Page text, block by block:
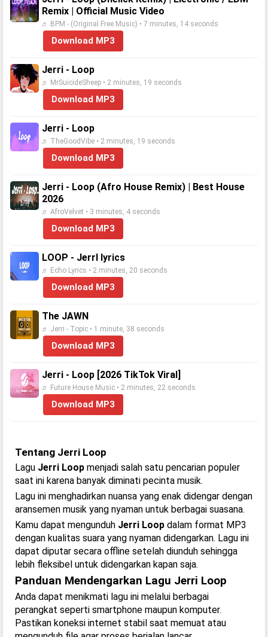
Remix | Official Music Video
♬ BPM - (Original Free Music) • 7 minutes, 14 seconds
Download MP3
Jerri - Loop
♬ MrSuicideSheep • 2 minutes, 19 seconds
Download MP3
Jerri - Loop
♬ TheGoodVibe • 2 minutes, 19 seconds
Download MP3
Jerri - Loop (Afro House Remix) | Best House
2026
♬ AfroVelvet • 3 minutes, 4 seconds
Download MP3
LOOP - JerrI lyrics
♬ Echo Lyrics • 2 minutes, 20 seconds
Download MP3
The JAWN
♬ Jerri - Topic • 1 minute, 38 seconds
Download MP3
Jerri - Loop [2026 TikTok Viral]
♬ Future House Music • 2 minutes, 22 seconds
Download MP3
Tentang Jerri Loop
Lagu Jerri Loop menjadi salah satu pencarian populer
saat ini karena banyak diminati pecinta musik.
Lagu ini menghadirkan nuansa yang enak didengar dengan
aransemen musik yang nyaman untuk berbagai suasana.
Kamu dapat mengunduh Jerri Loop dalam format MP3
dengan kualitas suara yang nyaman didengarkan. Lagu ini
dapat diputar secara offline setelah diunduh sehingga
lebih fleksibel untuk didengarkan kapan saja.
Panduan Mendengarkan Lagu Jerri Loop
Anda dapat menikmati lagu ini melalui berbagai
perangkat seperti smartphone maupun komputer.
Pastikan koneksi internet stabil saat memuat atau